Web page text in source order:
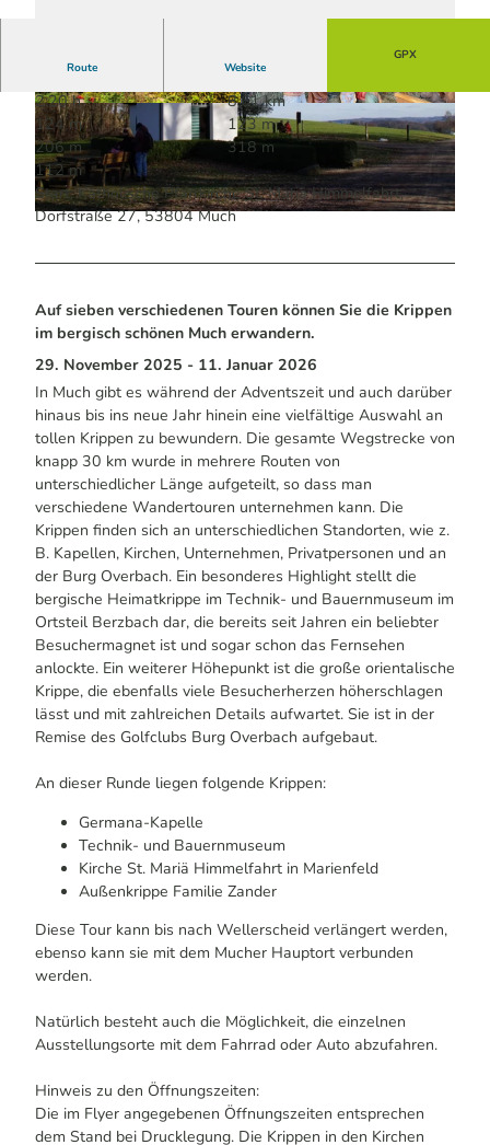
© Maren Pussak / Das Bergische | KI-optimiert |
© Dominik Ketz | KI-optimiert | CC-BY-SA © Patricia Wermeister | KI-optimiert
Route Website
GPX
2:20 h
8,61 km
124 m
123 m
206 m
318 m
112 m
Start: Katholische Pfarrkirche St. Mariä Himmelfahrt,
Dorfstraße 27, 53804 Much
Auf sieben verschiedenen Touren können Sie die Krippen
im bergisch schönen Much erwandern.
29. November 2025 - 11. Januar 2026
In Much gibt es während der Adventszeit und auch darüber
hinaus bis ins neue Jahr hinein eine vielfältige Auswahl an
tollen Krippen zu bewundern. Die gesamte Wegstrecke von
knapp 30 km wurde in mehrere Routen von
unterschiedlicher Länge aufgeteilt, so dass man
verschiedene Wandertouren unternehmen kann. Die
Krippen finden sich an unterschiedlichen Standorten, wie z.
B. Kapellen, Kirchen, Unternehmen, Privatpersonen und an
der Burg Overbach. Ein besonderes Highlight stellt die
bergische Heimatkrippe im Technik- und Bauernmuseum im
Ortsteil Berzbach dar, die bereits seit Jahren ein beliebter
Besuchermagnet ist und sogar schon das Fernsehen
anlockte. Ein weiterer Höhepunkt ist die große orientalische
Krippe, die ebenfalls viele Besucherherzen höherschlagen
lässt und mit zahlreichen Details aufwartet. Sie ist in der
Remise des Golfclubs Burg Overbach aufgebaut.
An dieser Runde liegen folgende Krippen:
Germana-Kapelle
Technik- und Bauernmuseum
Kirche St. Mariä Himmelfahrt in Marienfeld
Außenkrippe Familie Zander
Diese Tour kann bis nach Wellerscheid verlängert werden,
ebenso kann sie mit dem Mucher Hauptort verbunden
werden.
Natürlich besteht auch die Möglichkeit, die einzelnen
Ausstellungsorte mit dem Fahrrad oder Auto abzufahren.
Hinweis zu den Öffnungszeiten:
Die im Flyer angegebenen Öffnungszeiten entsprechen
dem Stand bei Drucklegung. Die Krippen in den Kirchen